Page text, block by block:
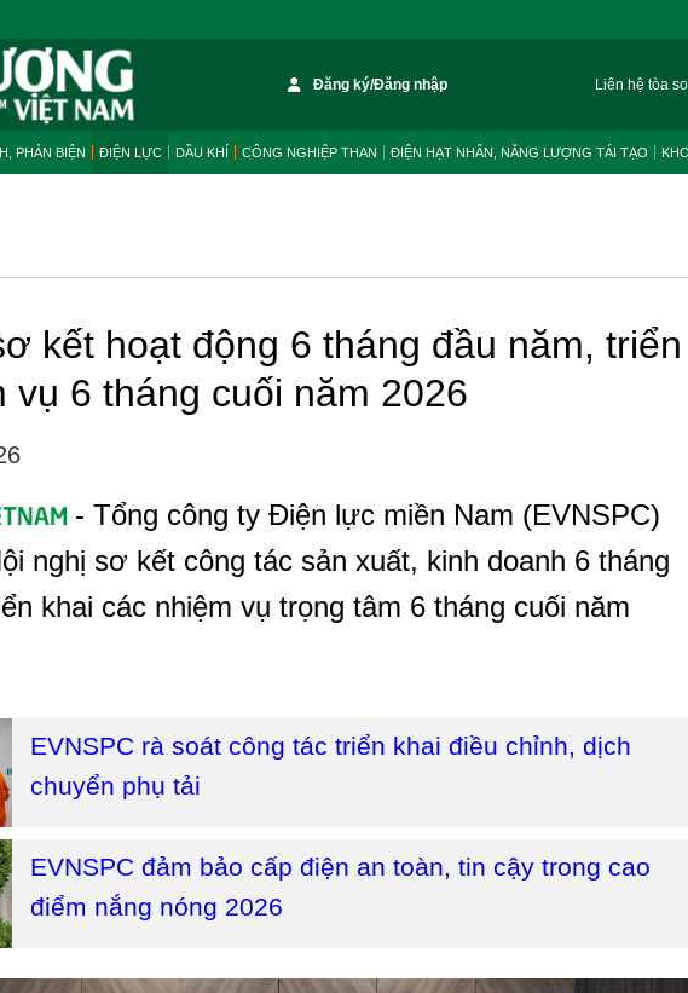
Đăng ký/Đăng nhập Liên hệ tòa
PHẢN BIỆN ĐIỆN LỰC DẦU KHÍ CÔNG NGHIỆP THAN ĐIỆN HẠT NHÂN, NĂNG LƯỢNG TÁI TẠO
kết hoạt động 6 tháng đầu năm, triển
vụ 6 tháng cuối năm 2026
- Tổng công ty Điện lực miền Nam (EVNSPC)
nghị sơ kết công tác sản xuất, kinh doanh 6 tháng
khai các nhiệm vụ trọng tâm 6 tháng cuối năm
EVNSPC rà soát công tác triển khai điều chỉnh, dịch
chuyển phụ tải
EVNSPC đảm bảo cấp điện an toàn, tin cậy trong cao
điểm nắng nóng 2026